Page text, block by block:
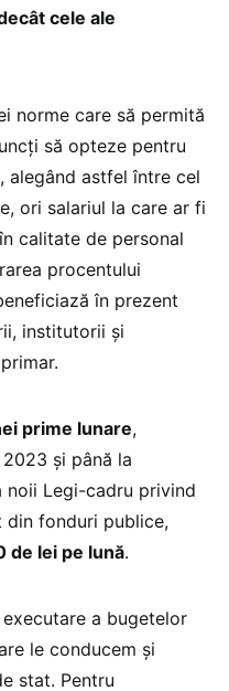
cele ale
norme care să permită
să opteze pentru
alegând astfel între cel
ori salariul la care ar fi
calitate de personal
procentului
în prezent
institutorii și
prime lunare,
și până la
noii Legi-cadru privind
din fonduri publice,
de lei pe lună.
a bugetelor
le conducem și
stat. Pentru